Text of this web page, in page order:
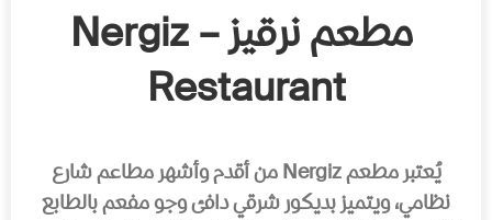
مطعم نرقيز – Nergiz
Restaurant
يُعتبر مطعم Nergiz من أقدم وأشهر مطاعم شارع
نظامي، ويتميز بديكور شرقي دافئ وجو مفعم بالطابع